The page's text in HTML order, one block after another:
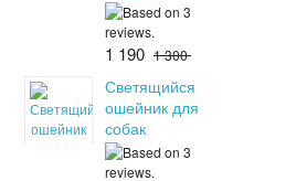
1 190 1 300
Светящийся
ошейник для
собак